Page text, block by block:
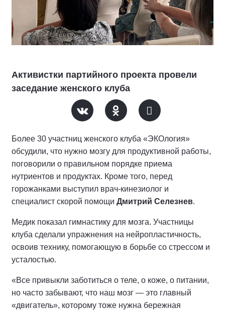
Активистки партийного проекта провели
заседание женского клуба
Более 30 участниц женского клуба «ЭКОлогия»
обсудили, что нужно мозгу для продуктивной работы,
поговорили о правильном порядке приема
нутриентов и продуктах. Кроме того, перед
горожанками выступил врач-кинезиолог и
специалист скорой помощи Дмитрий Селезнев.
Медик показал гимнастику для мозга. Участницы
клуба сделали упражнения на нейропластичность,
освоив технику, помогающую в борьбе со стрессом и
усталостью.
«Все привыкли заботиться о теле, о коже, о питании,
но часто забывают, что наш мозг — это главный
«двигатель», которому тоже нужна бережная